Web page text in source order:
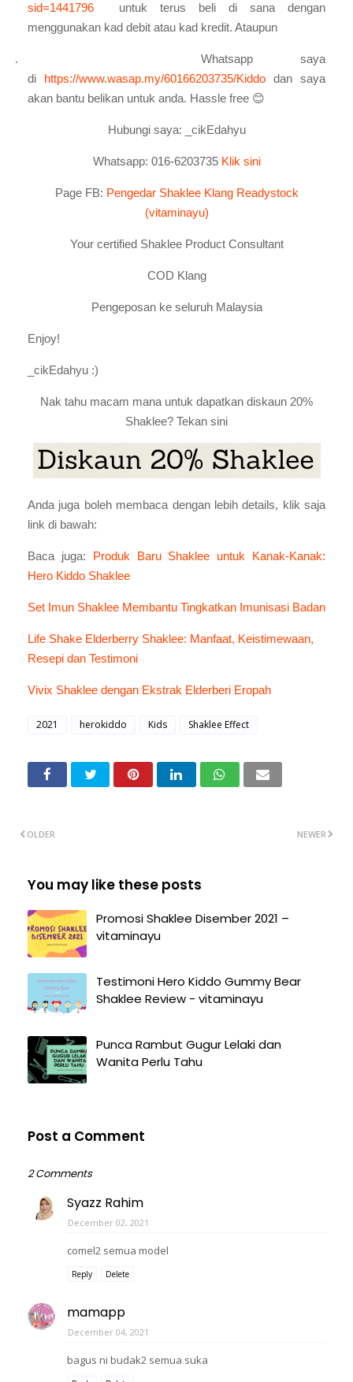
sid=1441796 untuk terus beli di sana dengan
menggunakan kad debit atau kad kredit. Ataupun
2.
Whatsapp saya
di https://www.wasap.my/60166203735/Kiddo dan saya
akan bantu belikan untuk anda. Hassle free 😊
Hubungi saya: _cikEdahyu
Whatsapp: 016-6203735 Klik sini
Page FB: Pengedar Shaklee Klang Readystock
(vitaminayu)
Your certified Shaklee Product Consultant
COD Klang
Pengeposan ke seluruh Malaysia
Enjoy!
_cikEdahyu :)
Nak tahu macam mana untuk dapatkan diskaun 20%
Shaklee? Tekan sini
Anda juga boleh membaca dengan lebih details, klik saja
link di bawah:
Baca juga: Produk Baru Shaklee untuk Kanak-Kanak:
Hero Kiddo Shaklee
Set Imun Shaklee Membantu Tingkatkan Imunisasi Badan
Life Shake Elderberry Shaklee: Manfaat, Keistimewaan,
Resepi dan Testimoni
Vivix Shaklee dengan Ekstrak Elderberi Eropah
2021 herokiddo Kids Shaklee Effect
NEWER
OLDER
You may like these posts
Promosi Shaklee Disember 2021 –
vitaminayu
Testimoni Hero Kiddo Gummy Bear
Shaklee Review - vitaminayu
Punca Rambut Gugur Lelaki dan
Wanita Perlu Tahu
Post a Comment
2 Comments
Syazz Rahim
December 02, 2021
comel2 semua model
Reply Delete
mamapp
December 04, 2021
bagus ni budak2 semua suka